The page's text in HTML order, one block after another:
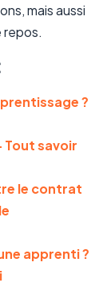
mais aussi
repos.
?
Tout savoir
le contrat
apprenti ?